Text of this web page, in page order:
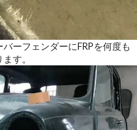
ーフェンダーにFRPを何度も
す。